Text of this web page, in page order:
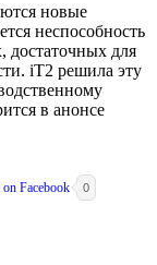
новые
неспособность
для
iT2 решила эту
в анонсе
0